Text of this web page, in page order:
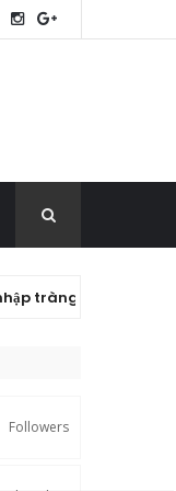
Followers